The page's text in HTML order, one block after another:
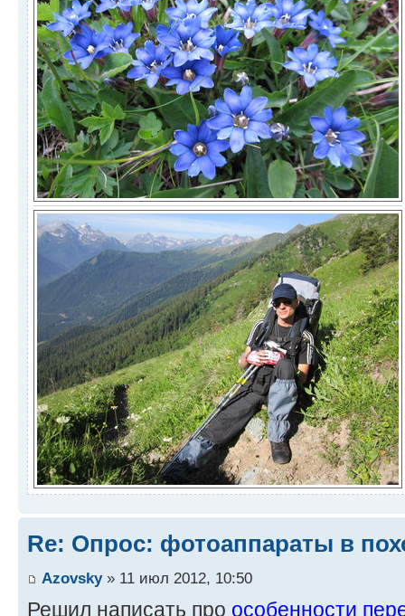
Re: Опрос: фотоаппараты в
Azovsky» 11 июл 2012, 10:50
Решил написать про особенности